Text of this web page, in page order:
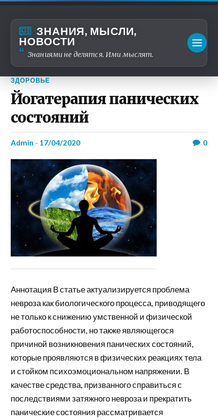
ЗНАНИЯ, МЫСЛИ,
НОВОСТИ
Знаниями не делятся. Ими мыслят.
ЗДОРОВЬЕ
Йогатерапия панических
состояний
admin - 17/04/2020 0
Аннотация В статье актуализируется проблема
невроза как биологического процесса, приводящего
не только к снижению умственной и физической
работоспособности, но также являющегося
причиной возникновения панических состояний,
которые проявляются в физических реакциях тела
и стойком психоэмоциональном напряжении. В
качестве средства, призванного справиться с
последствиями затяжного невроза и прекратить
панические состояния рассматривается